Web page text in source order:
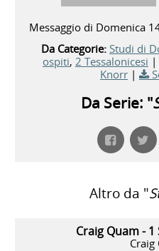
Messaggio di Domenica
Da Categorie: Studi di
ospiti, 2 Tessalonicesi |
Knorr |
Da Serie: "
Altro da "
Craig Quam -
Craig